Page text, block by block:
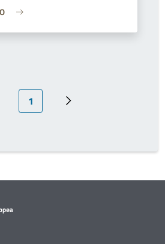
precedente
Pagina attuale
1 Prossima pagina